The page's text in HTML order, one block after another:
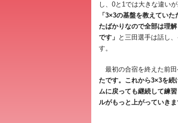
し、0と1では大きな違い
「3×3の基盤を教えてい
たばかりなので全部は理
です」 と三田選手は話し
す。
最初の合宿を終えた前田
たです。これから3×3を続
ムに戻っても継続して練
ルがもっと上がっていきま